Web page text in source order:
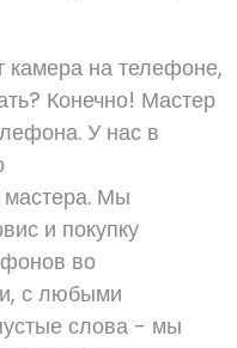
камера на телефоне,
Конечно! Мастер
У нас в
Мы
и покупку
во
с любыми
слова - мы